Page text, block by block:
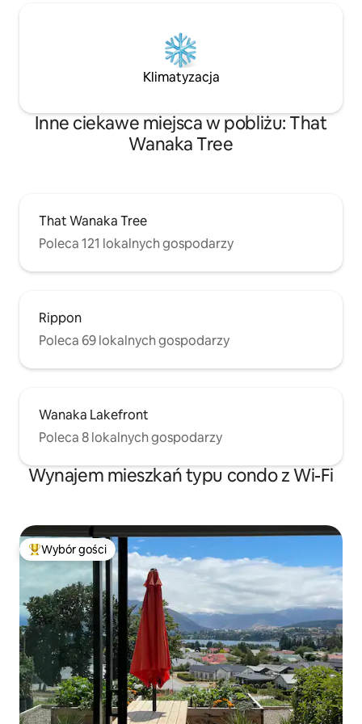
Klimatyzacja
Inne ciekawe miejsca w pobliżu: That
Wanaka Tree
That Wanaka Tree
Poleca 121 lokalnych gospodarzy
Rippon
Poleca 69 lokalnych gospodarzy
Wanaka Lakefront
Poleca 8 lokalnych gospodarzy
Wynajem mieszkań typu condo z Wi-Fi
Najpopularniejsze z kategorii Wybór gości
Wybór gości